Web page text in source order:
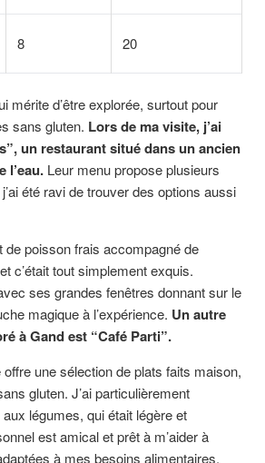
8 20
mérite d’être explorée, surtout pour
sans gluten. Lors de ma visite, j’ai
un restaurant situé dans un ancien
l’eau. Leur menu propose plusieurs
été ravi de trouver des options aussi
de poisson frais accompagné de
c’était tout simplement exquis.
ses grandes fenêtres donnant sur le
magique à l’expérience. Un autre
à Gand est “Café Parti”.
une sélection de plats faits maison,
gluten. J’ai particulièrement
légumes, qui était légère et
est amical et prêt à m’aider à
à mes besoins alimentaires.